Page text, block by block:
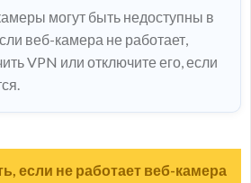
могут быть недоступны в
веб-камера не работает,
VPN или отключите его, если
если не работает веб-камера